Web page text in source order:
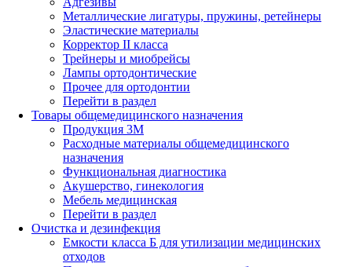
Металлические лигатуры, пружины, ретейнеры
Эластические материалы
Корректор II класса
Трейнеры и миобрейсы
Лампы ортодонтические
Прочее для ортодонтии
Перейти в раздел
Товары общемедицинского назначения
Продукция 3М
Расходные материалы общемедицинского
назначения
Функциональная диагностика
Акушерство, гинекология
Мебель медицинская
Перейти в раздел
Очистка и дезинфекция
Емкости класса Б для утилизации медицинских
отходов